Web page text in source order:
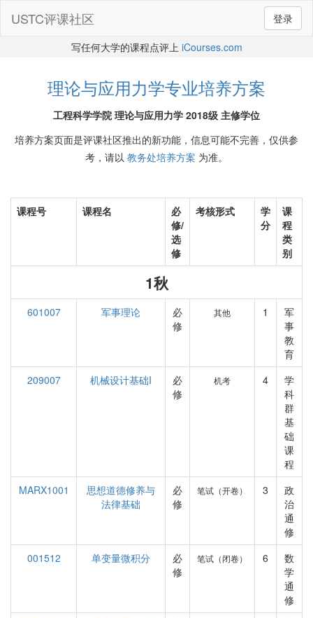
登录
USTC评课社区
写任何大学的课程点评上 iCourses.com
理论与应用力学专业培养方案
工程科学学院 理论与应用力学 2018级 主修学位
培养方案页面是评课社区推出的新功能，信息可能不完善，仅供参
考，请以 教务处培养方案 为准。
课程号 课程名
必
修/
选
修
考核形式
学
分
课
程
类
别
1秋
601007 军事理论
必
修
其他 1
军
事
教
育
209007
机械设计基础I
必
修
机考 4
学
科
群
基
础
课
程
MARX1001
思想道德修养与
法律基础
必
修
笔试（开卷） 3
政
治
通
修
001512
单变量微积分
必
修
笔试（闭卷） 6
数
学
通
修